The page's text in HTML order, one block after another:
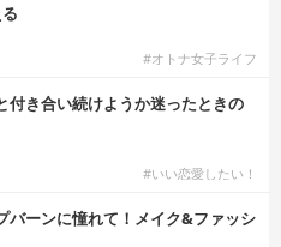
#オトナ女子ライフ
付き合い続けようか迷ったときの
#いい恋愛したい！
バーンに憧れて！メイク&ファッシ